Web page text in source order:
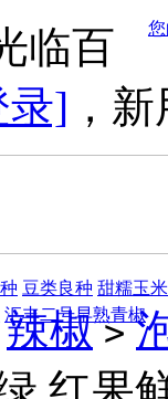
临百
录] ，
汇丰二号早熟青椒
豆类良种 甜糯玉米
辣椒 >